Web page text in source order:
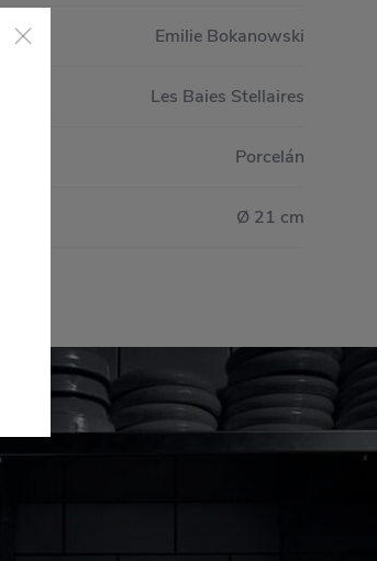
Emilie Bokanowski
Les Baies Stellaires
Porcelán
Ø 21 cm